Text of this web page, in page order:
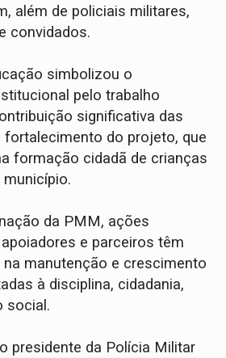
além de policiais militares,
convidados.
simbolizou o
pelo trabalho
significativa das
fortalecimento do projeto, que
formação cidadã de crianças
da PMM, ações
e parceiros têm
manutenção e crescimento
à disciplina, cidadania,
social.
presidente da Polícia Militar